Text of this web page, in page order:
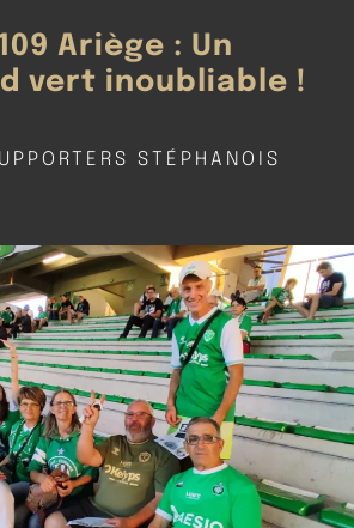
Ariège : Un
vert inoubliable !
STÉPHANOIS